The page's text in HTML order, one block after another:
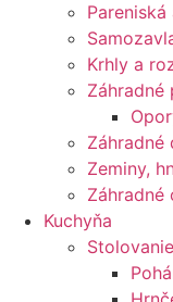
Krhly a
Záhradné
Záhradné
Zeminy,
Záhradné
Kuchyňa